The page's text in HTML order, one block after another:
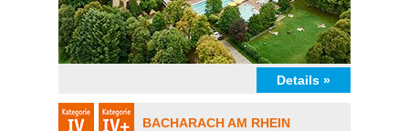
Details »
BACHARACH AM RHEIN